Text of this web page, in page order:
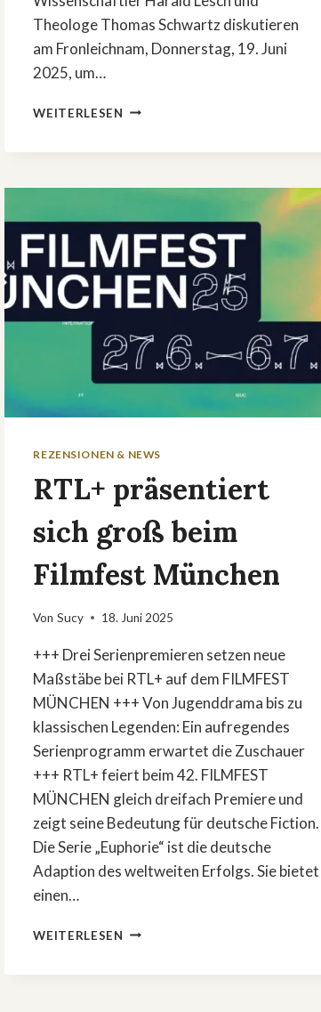
Theologe Thomas Schwartz diskutieren
am Fronleichnam, Donnerstag, 19. Juni
2025, um…
WEITERLESEN DAS
SCHWARTZ
AN
FRONLEICHNAM
IM
ZDF
REZENSIONEN & NEWS
RTL+ präsentiert
sich groß beim
Filmfest München
Von Sucy 18. Juni 2025
+++ Drei Serienpremieren setzen neue
Maßstäbe bei RTL+ auf dem FILMFEST
MÜNCHEN +++ Von Jugenddrama bis zu
klassischen Legenden: Ein aufregendes
Serienprogramm erwartet die Zuschauer
+++ RTL+ feiert beim 42. FILMFEST
MÜNCHEN gleich dreifach Premiere und
zeigt seine Bedeutung für deutsche Fiction.
Die Serie „Euphorie“ ist die deutsche
Adaption des weltweiten Erfolgs. Sie bietet
einen…
WEITERLESEN RTL+